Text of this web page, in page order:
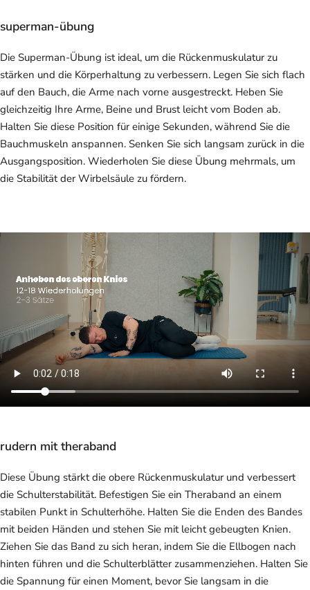
superman-übung
Die Superman-Übung ist ideal, um die Rückenmuskulatur zu
stärken und die Körperhaltung zu verbessern. Legen Sie sich flach
auf den Bauch, die Arme nach vorne ausgestreckt. Heben Sie
gleichzeitig Ihre Arme, Beine und Brust leicht vom Boden ab.
Halten Sie diese Position für einige Sekunden, während Sie die
Bauchmuskeln anspannen. Senken Sie sich langsam zurück in die
Ausgangsposition. Wiederholen Sie diese Übung mehrmals, um
die Stabilität der Wirbelsäule zu fördern.
rudern mit theraband
Diese Übung stärkt die obere Rückenmuskulatur und verbessert
die Schulterstabilität. Befestigen Sie ein Theraband an einem
stabilen Punkt in Schulterhöhe. Halten Sie die Enden des Bandes
mit beiden Händen und stehen Sie mit leicht gebeugten Knien.
Ziehen Sie das Band zu sich heran, indem Sie die Ellbogen nach
hinten führen und die Schulterblätter zusammenziehen. Halten Sie
die Spannung für einen Moment, bevor Sie langsam in die